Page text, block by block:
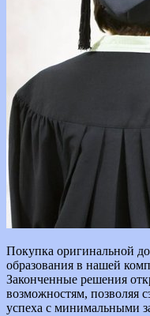
Покупка оригинальной
образования в нашей
Законченные решения
возможностям, позволяя
успеха с минимальными